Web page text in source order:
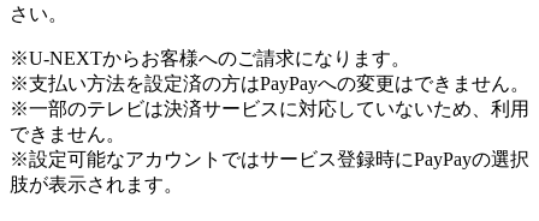
さい。
※U-NEXTからお客様へのご請求になります。
※支払い方法を設定済の方はPayPayへの変更はできません。
※一部のテレビは決済サービスに対応していないため、利用
できません。
※設定可能なアカウントではサービス登録時にPayPayの選択
肢が表示されます。